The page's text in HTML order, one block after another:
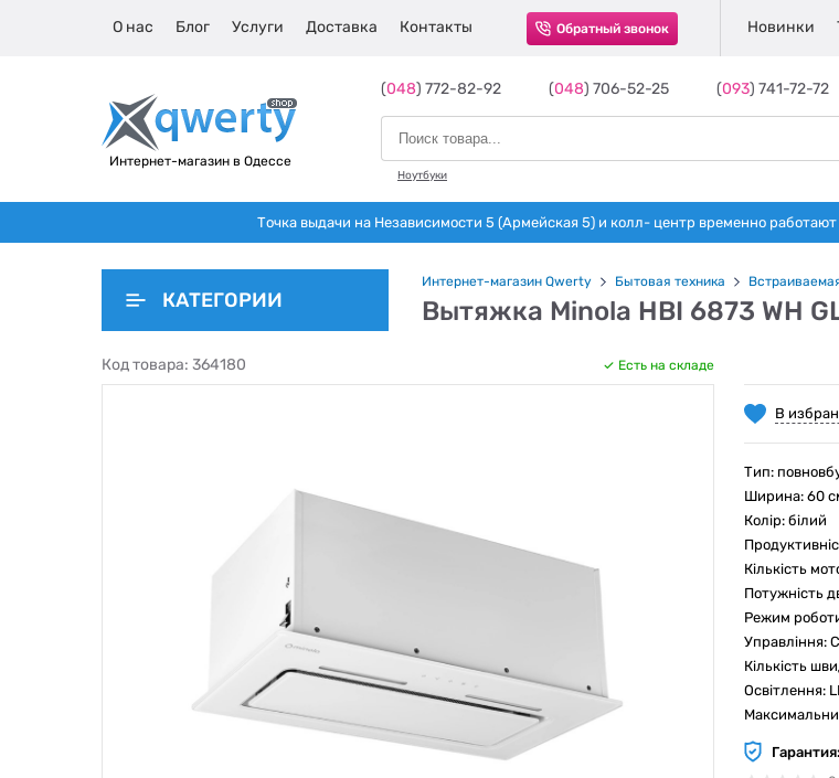
О нас Блог Услуги Доставка Контакты Обратный звонок Новинки
Интернет-магазин в Одессе
(048) 772-82-92 (048) 706-52-25 (093) 741-72-72
Ноутбуки
Точка выдачи на Независимости 5 (Армейская 5) и колл- центр временно
КАТЕГОРИИ
Интернет-магазин Qwerty Бытовая техника
Вытяжка Minola HBI 6873 WH
Код товара: 364180 Есть на складе
В
Тип:
Ширина: 60
Колір: білий
Кількість
Потужність
Режим
Управління:
Кількість
Освітлення:
Гарантия: